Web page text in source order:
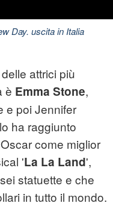
Day. uscita in Italia
delle attrici più
è Emma Stone,
e poi Jennifer
ha raggiunto
come miglior
'La La Land',
statuette e che
in tutto il mondo.